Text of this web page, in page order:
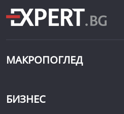
МАКРОПОГЛЕД
БИЗНЕС